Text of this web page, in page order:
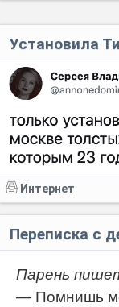
Установила
Интернет
Переписка с
Парень
— Помнишь